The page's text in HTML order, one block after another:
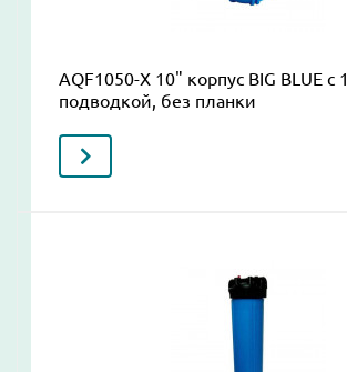
AQF1050-Х 10" корпус BIG BLUE c 1
подводкой, без планки